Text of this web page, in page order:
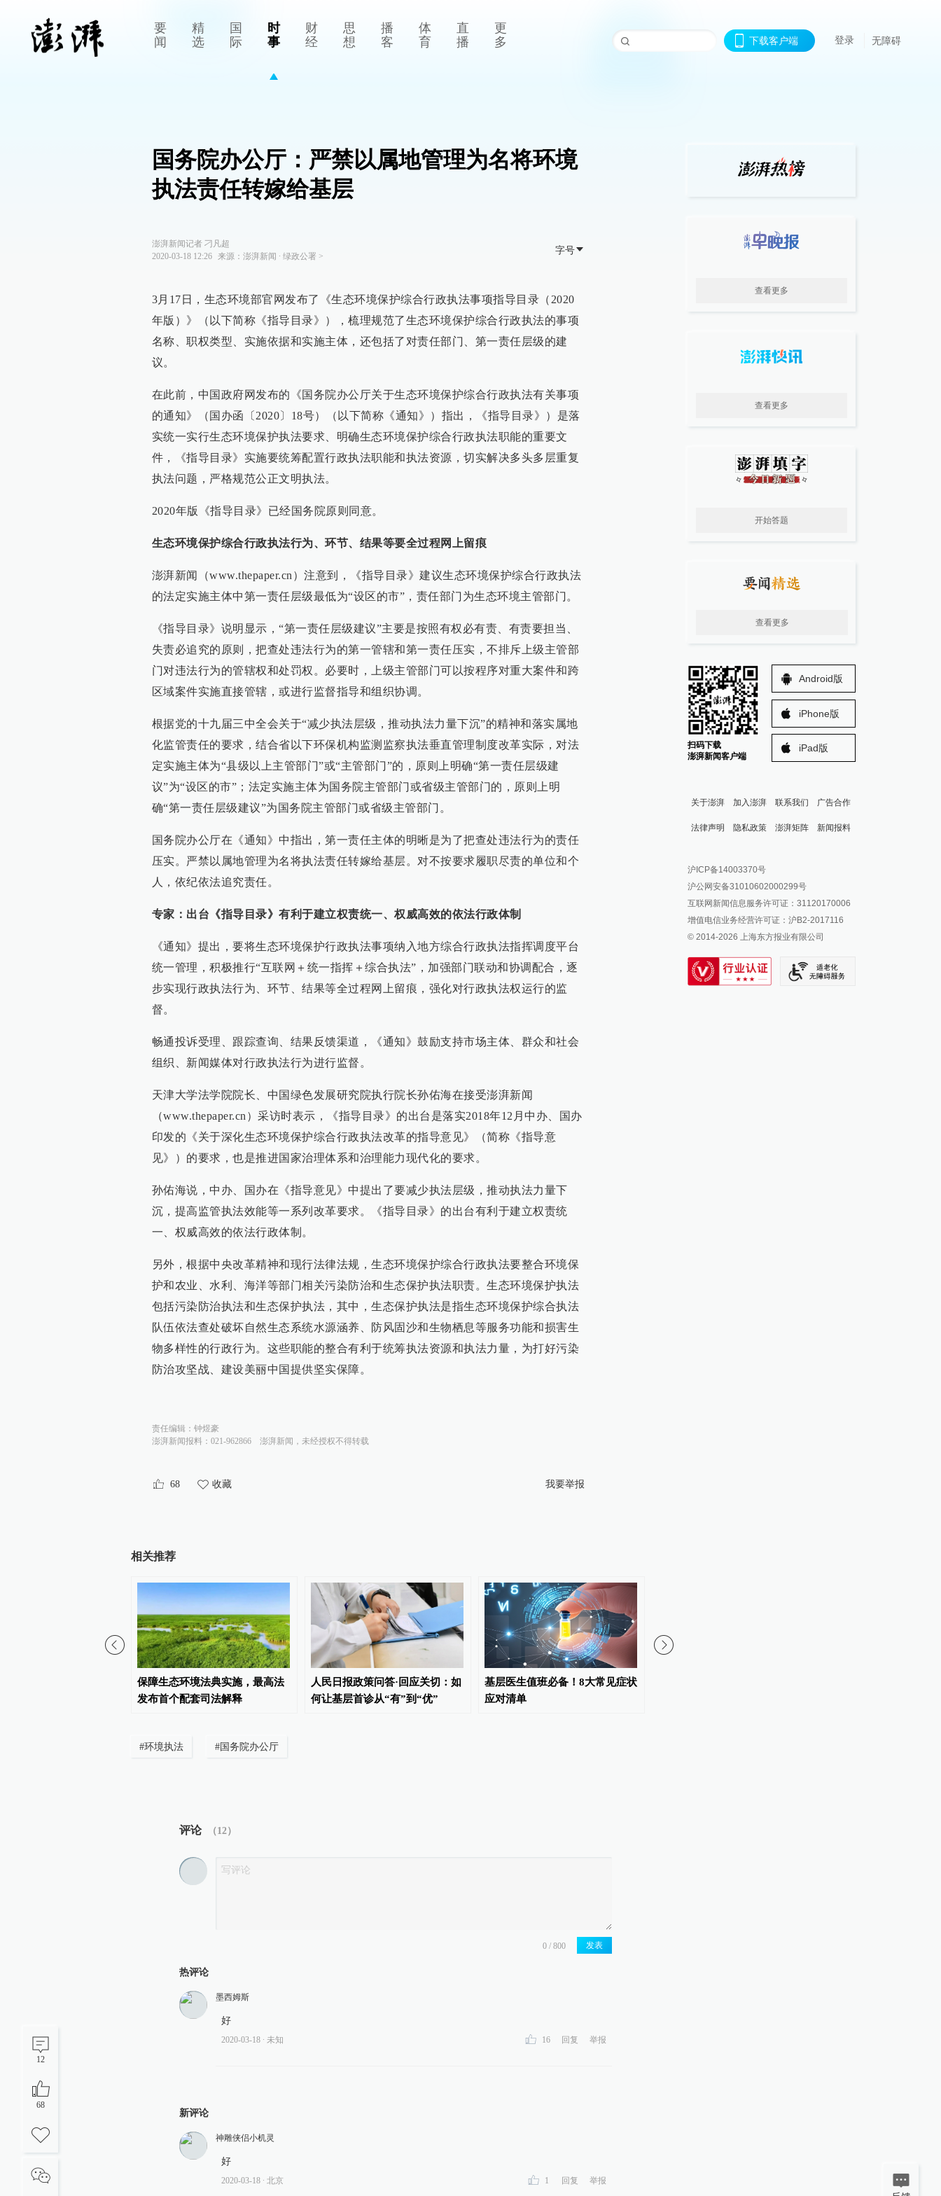
要
闻
精
选
国
际
时
事
财
经
思
想
播
客
体
育
直
播
更
多
下载客户端 登录 无障碍
12
68
国务院办公厅：严禁以属地管理为名将环境
执法责任转嫁给基层
澎湃新闻记者 刁凡超
2020-03-18 12:26
来源： 澎湃新闻 ∙ 绿政公署 >
字号
3月17日，生态环境部官网发布了《生态环境保护综合行政执法事项指导目录（2020
年版）》（以下简称《指导目录》），梳理规范了生态环境保护综合行政执法的事项
名称、职权类型、实施依据和实施主体，还包括了对责任部门、第一责任层级的建
议。
在此前，中国政府网发布的《国务院办公厅关于生态环境保护综合行政执法有关事项
的通知》（国办函〔2020〕18号）（以下简称《通知》）指出，《指导目录》）是落
实统一实行生态环境保护执法要求、明确生态环境保护综合行政执法职能的重要文
件，《指导目录》实施要统筹配置行政执法职能和执法资源，切实解决多头多层重复
执法问题，严格规范公正文明执法。
2020年版《指导目录》已经国务院原则同意。
生态环境保护综合行政执法行为、环节、结果等要全过程网上留痕
澎湃新闻（www.thepaper.cn）注意到，《指导目录》建议生态环境保护综合行政执法
的法定实施主体中第一责任层级最低为“设区的市”，责任部门为生态环境主管部门。
《指导目录》说明显示，“第一责任层级建议”主要是按照有权必有责、有责要担当、
失责必追究的原则，把查处违法行为的第一管辖和第一责任压实，不排斥上级主管部
门对违法行为的管辖权和处罚权。必要时，上级主管部门可以按程序对重大案件和跨
区域案件实施直接管辖，或进行监督指导和组织协调。
根据党的十九届三中全会关于“减少执法层级，推动执法力量下沉”的精神和落实属地
化监管责任的要求，结合省以下环保机构监测监察执法垂直管理制度改革实际，对法
定实施主体为“县级以上主管部门”或“主管部门”的，原则上明确“第一责任层级建
议”为“设区的市”；法定实施主体为国务院主管部门或省级主管部门的，原则上明
确“第一责任层级建议”为国务院主管部门或省级主管部门。
国务院办公厅在《通知》中指出，第一责任主体的明晰是为了把查处违法行为的责任
压实。严禁以属地管理为名将执法责任转嫁给基层。对不按要求履职尽责的单位和个
人，依纪依法追究责任。
专家：出台《指导目录》有利于建立权责统一、权威高效的依法行政体制
《通知》提出，要将生态环境保护行政执法事项纳入地方综合行政执法指挥调度平台
统一管理，积极推行“互联网＋统一指挥＋综合执法”，加强部门联动和协调配合，逐
步实现行政执法行为、环节、结果等全过程网上留痕，强化对行政执法权运行的监
督。
畅通投诉受理、跟踪查询、结果反馈渠道，《通知》鼓励支持市场主体、群众和社会
组织、新闻媒体对行政执法行为进行监督。
天津大学法学院院长、中国绿色发展研究院执行院长孙佑海在接受澎湃新闻
（www.thepaper.cn）采访时表示，《指导目录》的出台是落实2018年12月中办、国办
印发的《关于深化生态环境保护综合行政执法改革的指导意见》（简称《指导意
见》）的要求，也是推进国家治理体系和治理能力现代化的要求。
孙佑海说，中办、国办在《指导意见》中提出了要减少执法层级，推动执法力量下
沉，提高监管执法效能等一系列改革要求。《指导目录》的出台有利于建立权责统
一、权威高效的依法行政体制。
另外，根据中央改革精神和现行法律法规，生态环境保护综合行政执法要整合环境保
护和农业、水利、海洋等部门相关污染防治和生态保护执法职责。生态环境保护执法
包括污染防治执法和生态保护执法，其中，生态保护执法是指生态环境保护综合执法
队伍依法查处破坏自然生态系统水源涵养、防风固沙和生物栖息等服务功能和损害生
物多样性的行政行为。这些职能的整合有利于统筹执法资源和执法力量，为打好污染
防治攻坚战、建设美丽中国提供坚实保障。
责任编辑： 钟煜豪
澎湃新闻报料：021-962866
澎湃新闻，未经授权不得转载
68 收藏 我要举报
相关推荐
保障生态环境法典实施，最高法
发布首个配套司法解释
人民日报政策问答·回应关切：如
何让基层首诊从“有”到“优”
基层医生值班必备！8大常见症状
应对清单
#环境执法 # 国务院办公厅
评论 （12）
发表
热评论
墨西姆斯
好
2020-03-18 ∙ 未知 16 回复 举报
新评论
神雕侠侣小机灵
好
2020-03-18 ∙ 北京 1 回复 举报
查看更多
查看更多
开始答题
查看更多
扫码下载
澎湃新闻客户端
Android版
iPhone版
iPad版
关于澎湃 加入澎湃 联系我们 广告合作
法律声明 隐私政策 澎湃矩阵
澎湃新闻公众号
澎湃新闻抖音号
派生万物开放平台
IP SHANGHAI
SIXTH TONE
新闻报料
报料邮箱: news@thepaper.cn
沪ICP备14003370号
沪公网安备31010602000299号
互联网新闻信息服务许可证：31120170006
增值电信业务经营许可证：沪B2-2017116
© 2014-2026 上海东方报业有限公司